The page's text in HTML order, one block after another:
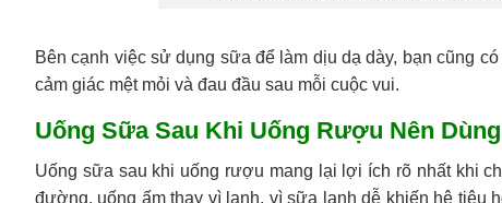
Bên cạnh việc sử dụng sữa để làm dịu dạ dày, bạn cũng
cảm giác mệt mỏi và đau đầu sau mỗi cuộc vui.
Uống Sữa Sau Khi Uống Rượu Nên
Uống sữa sau khi uống rượu mang lại lợi ích rõ nhất khi
đường, uống ấm thay vì lạnh, vì sữa lạnh dễ khiến hệ tiêu